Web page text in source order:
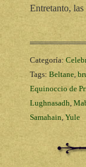
Entretanto,
Categoría:
Tags: Beltane,
Equinoccio de
Lughnasadh,
Samahain,Yule